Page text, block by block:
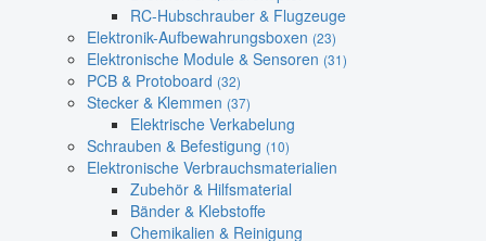
RC-Hubschrauber & Flugzeuge
Elektronik-Aufbewahrungsboxen (23)
Elektronische Module & Sensoren (31)
PCB & Protoboard (32)
Stecker & Klemmen (37)
Elektrische Verkabelung
Schrauben & Befestigung (10)
Elektronische Verbrauchsmaterialien
Zubehör & Hilfsmaterial
Bänder & Klebstoffe
Chemikalien & Reinigung